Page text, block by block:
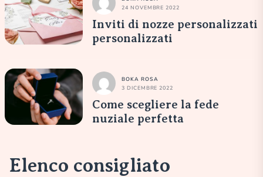
24 NOVEMBRE 2022
Inviti di nozze personalizzati
personalizzati
BOKA ROSA
3 DICEMBRE 2022
Come scegliere la fede
nuziale perfetta
Elenco consigliato